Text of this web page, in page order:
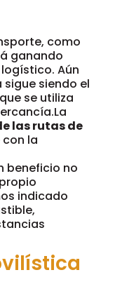
como
ganando
Aún
siendo el
se utiliza
las rutas de
la
beneficio no
indicado